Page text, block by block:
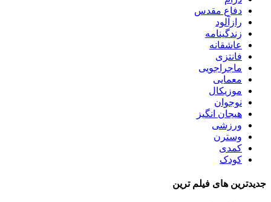
دفاع مقدس
رازآلود
زندگینامه
عاشقانه
فانتزی
ماجراجویی
معمایی
موزیکال
نوجوان
هیجان انگیز
ورزشی
وسترن
کمدی
کودک
جدیدترین های فیلم ترین